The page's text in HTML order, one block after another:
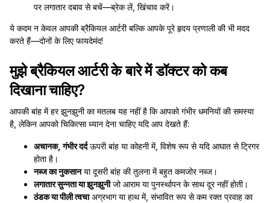
पर लगातार दबाव से बचें—ब्रेक लें, खिंचाव करें।
ये कदम न केवल आपकी ब्रैकियल आर्टरी बल्कि आपके पूरे हृदय प्रणाली की भी मदद
करते हैं—दोनों के लिए फायदेमंद!
मुझे ब्रैकियल आर्टरी के बारे में डॉक्टर को कब
दिखाना चाहिए?
आपकी बांह में हर झुनझुनी का मतलब यह नहीं है कि आपको गंभीर धमनियों की समस्या
है, लेकिन आपको चिकित्सा ध्यान देना चाहिए यदि आप देखते हैं:
अचानक, गंभीर दर्दऊपरी बांह या कोहनी में, विशेष रूप से यदि आघात से ट्रिगर
होता है।
नब्ज का नुकसानया दूसरी बांह की तुलना में बहुत कमजोर नब्ज।
लगातार सुन्नता या झुनझुनीजो आराम या पुनर्स्थापन के साथ दूर नहीं होती।
ठंडक या पीली त्वचाअग्रभाग या हाथ में, संभावित रूप से कम रक्त प्रवाह का